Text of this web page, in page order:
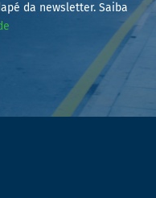
da newsletter. Saiba